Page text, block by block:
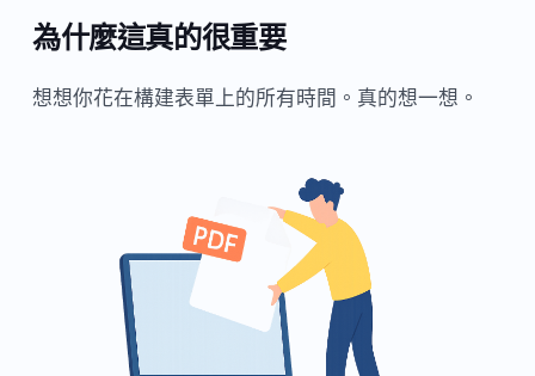
為什麼這真的很重要
想想你花在構建表單上的所有時間。真的想一想。